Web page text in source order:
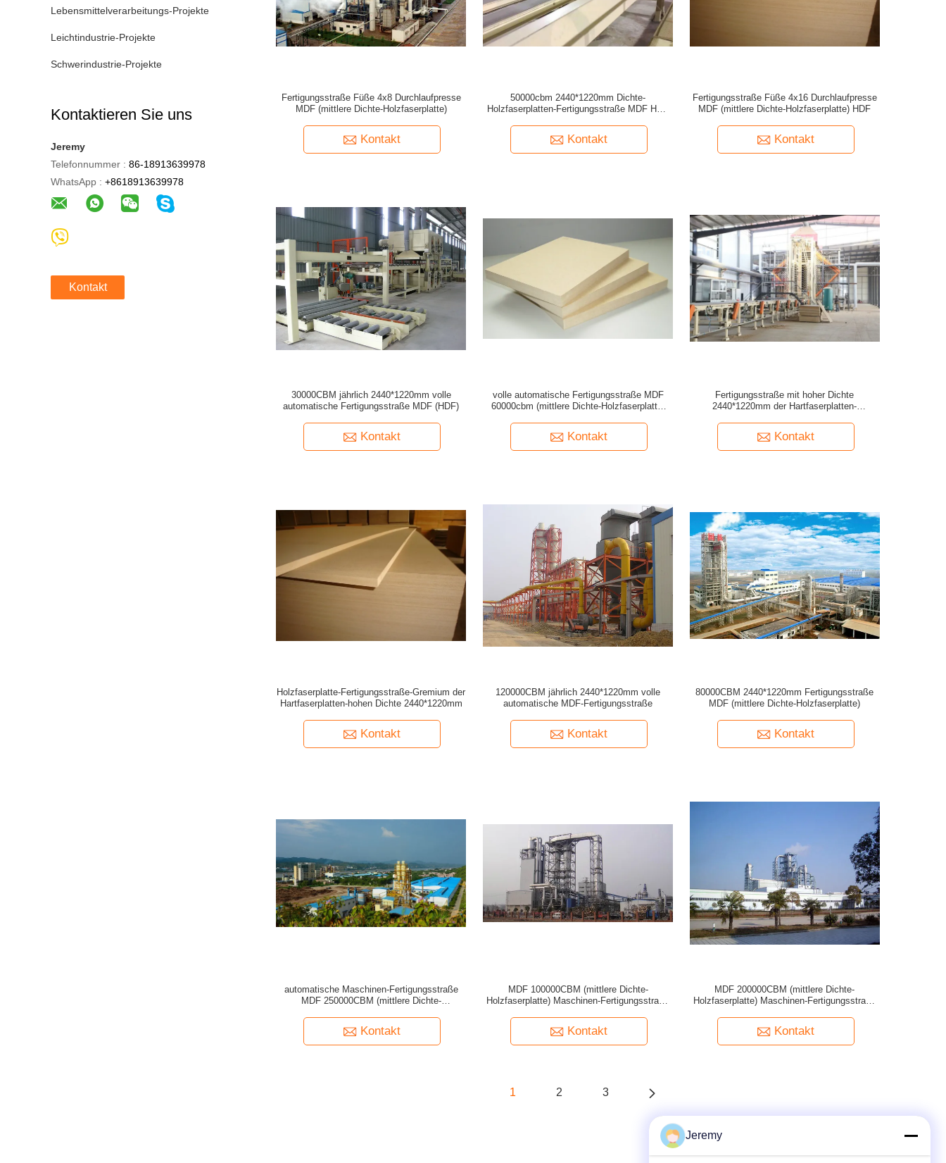
Lebensmittelverarbeitungs-Projekte
Leichtindustrie-Projekte
Schwerindustrie-Projekte
Kontaktieren Sie uns
Jeremy
Telefonnummer : 86-18913639978
WhatsApp : +8618913639978
Kontakt
Fertigungsstraße Füße 4x8 Durchlaufpresse
MDF (mittlere Dichte-Holzfaserplatte)
Kontakt
50000cbm 2440*1220mm Dichte-
Holzfaserplatten-Fertigungsstraße MDF HDF
Kontakt
Fertigungsstraße Füße 4x16 Durchlaufpresse
MDF (mittlere Dichte-Holzfaserplatte) HDF
Kontakt
30000CBM jährlich 2440*1220mm volle
automatische Fertigungsstraße MDF (HDF)
Kontakt
volle automatische Fertigungsstraße MDF
60000cbm (mittlere Dichte-Holzfaserplatte)
Kontakt
Fertigungsstraße mit hoher Dichte
2440*1220mm der Hartfaserplatten-
Kontakt
Holzfaserplatte-Fertigungsstraße-Gremium der
Hartfaserplatten-hohen Dichte 2440*1220mm
Kontakt
120000CBM jährlich 2440*1220mm volle
automatische MDF-Fertigungsstraße
Kontakt
80000CBM 2440*1220mm Fertigungsstraße
MDF (mittlere Dichte-Holzfaserplatte)
Kontakt
automatische Maschinen-Fertigungsstraße
MDF 250000CBM (mittlere Dichte-
Kontakt
MDF 100000CBM (mittlere Dichte-
Holzfaserplatte) Maschinen-Fertigungsstraße
Kontakt
MDF 200000CBM (mittlere Dichte-
Holzfaserplatte) Maschinen-Fertigungsstraße
Kontakt
1 2 3
Jeremy